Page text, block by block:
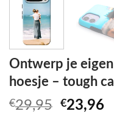
Ontwerp je
hoesje – tough
€29,95 €23,96